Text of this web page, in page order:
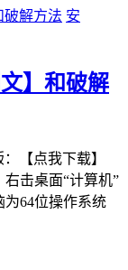
安
】和破解
【点我下载】
击桌面“计算机”
为64位操作系统